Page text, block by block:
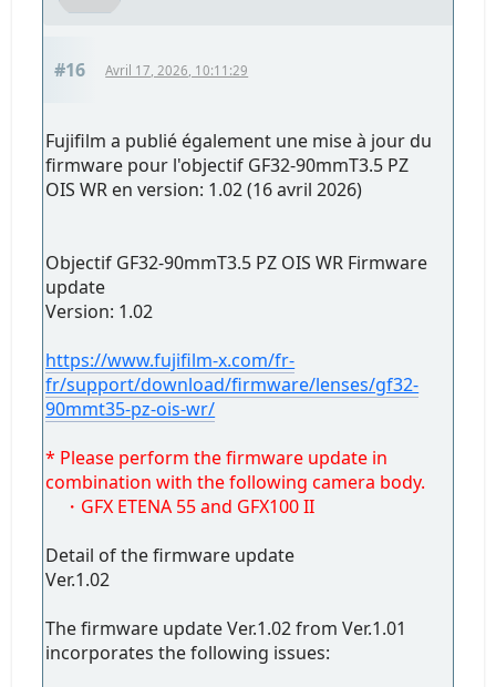
#16 Avril 17, 2026, 10:11:29
Fujifilm a publié également une mise à jour du
firmware pour l'objectif GF32-90mmT3.5 PZ
OIS WR en version: 1.02 (16 avril 2026)
Objectif GF32-90mmT3.5 PZ OIS WR Firmware
update
Version: 1.02
https://www.fujifilm-x.com/fr-
fr/support/download/firmware/lenses/gf32-
90mmt35-pz-ois-wr/
* Please perform the firmware update in
combination with the following camera body.
・GFX ETENA 55 and GFX100 II
Detail of the firmware update
Ver.1.02
The firmware update Ver.1.02 from Ver.1.01
incorporates the following issues: